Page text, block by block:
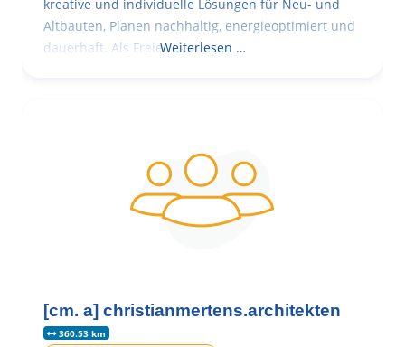
kreative und individuelle Lösungen für Neu- und
Altbauten, Planen nachhaltig, energieoptimiert und
dauerhaft. Als FreieWeiterlesen …
[cm. a] christianmertens.architekten
360.53 km